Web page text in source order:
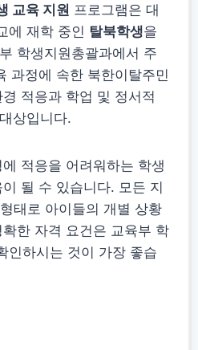
교육 지원 프로그램은 대
에 재학 중인 탈북학생을
학생지원총괄과에서 주
과정에 속한 북한이탈주민
적응과 학업 및 정서적
상입니다.
적응을 어려워하는 학생
될 수 있습니다. 모든 지
태로 아이들의 개별 상황
한 자격 요건은 교육부 학
인하시는 것이 가장 좋습